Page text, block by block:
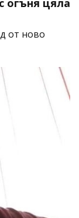
огъня цяла
от ново